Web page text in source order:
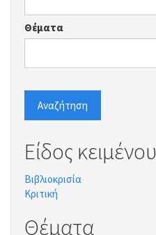
Θέματα
Αναζήτηση
Είδος κειμένου
Βιβλιοκρισία
Κριτική
Θέματα